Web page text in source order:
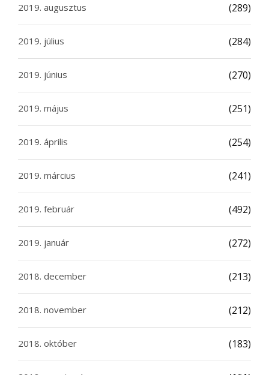
2019. augusztus (289)
2019. július (284)
2019. június (270)
2019. május (251)
2019. április (254)
2019. március (241)
2019. február (492)
2019. január (272)
2018. december (213)
2018. november (212)
2018. október (183)